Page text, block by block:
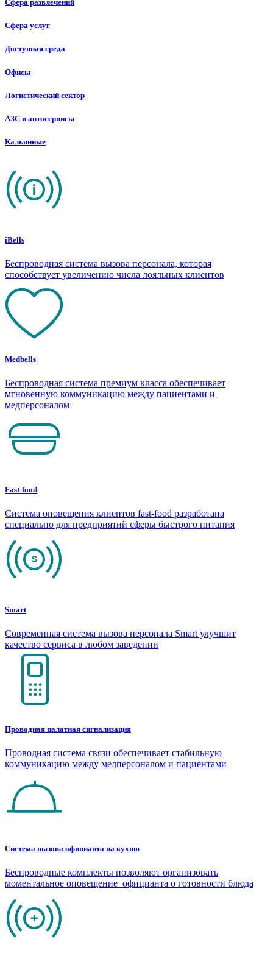
Сфера развлечений
Сфера услуг
Доступная среда
Офисы
Логистический сектор
АЗС и автосервисы
Кальянные
iBells
Беспроводная система вызова персонала, которая
способствует увеличению числа лояльных клиентов
Medbells
Беспроводная система премиум класса обеспечивает
мгновенную коммуникацию между пациентами и
медперсоналом
Fast-food
Система оповещения клиентов fast-food разработана
специально для предприятий сферы быстрого питания
Smart
Современная система вызова персонала Smart улучшит
качество сервиса в любом заведении
Проводная палатная сигнализация
Проводная система связи обеспечивает стабильную
коммуникацию между медперсоналом и пациентами
Система вызова официанта на кухню
Беспроводные комплекты позволяют организовать
моментальное оповещение официанта о готовности блюда